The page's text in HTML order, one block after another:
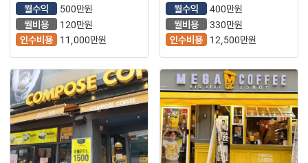
월수익
500만원
월비용
120만원
인수비용
11,000만원
월수익
400만원
월비용
330만원
인수비용
12,500만원